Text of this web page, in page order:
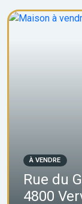
À VENDRE
Rue du
4800